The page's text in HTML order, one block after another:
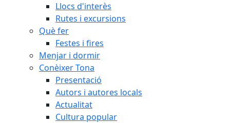
Llocs d'interès
Rutes i excursions
Què fer
Festes i fires
Menjar i dormir
Conèixer Tona
Presentació
Autors i autores locals
Actualitat
Cultura popular